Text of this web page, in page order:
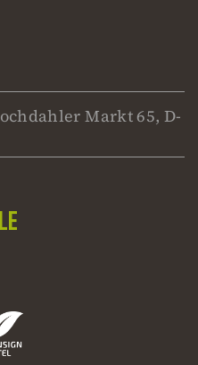
Markt 65, D-